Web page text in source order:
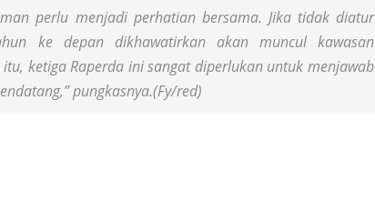
perlu menjadi perhatian bersama. Jika tidak diatur
ke depan dikhawatirkan akan muncul kawasan
ketiga Raperda ini sangat diperlukan untuk menjawab
pungkasnya.(Fy/red)